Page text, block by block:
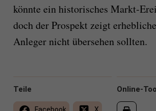
könnte ein historisches Markt-
doch der Prospekt zeigt
Anleger nicht übersehen sollten.
Online-
Teile